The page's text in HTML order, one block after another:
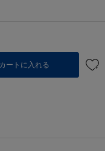
カートに入れる